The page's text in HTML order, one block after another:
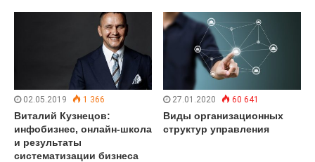
02.05.2019 1 366
Виталий Кузнецов:
инфобизнес, онлайн-школа
и результаты
систематизации бизнеса
27.01.2020 60 641
Виды организационных
структур управления